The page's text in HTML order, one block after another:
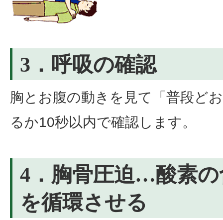
3．呼吸の確認
胸とお腹の動きを見て「普段ど
るか10秒以内で確認します。
4．胸骨圧迫…酸素
を循環させる